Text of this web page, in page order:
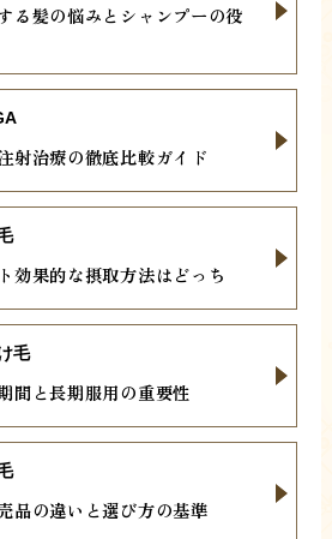
る髪の悩みとシャンプーの役
射治療の徹底比較ガイド
効果的な摂取方法はどっち
間と長期服用の重要性
毛
品の違いと選び方の基準